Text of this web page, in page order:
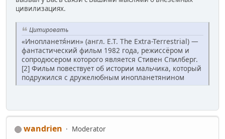
цивилизациях.
Цитировать
«Инопланетя́нин» (англ. E.T. The Extra-Terrestrial) —
фантастический фильм 1982 года, режиссёром и
сопродюсером которого является Стивен Спилберг.
[2] Фильм повествует об истории мальчика, который
подружился с дружелюбным инопланетянином
wandrien
Moderator